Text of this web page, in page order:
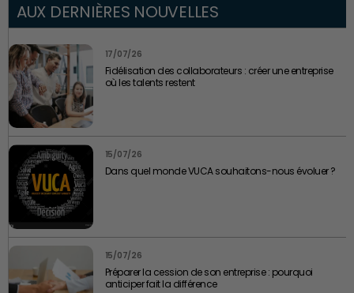
AUX DERNIÈRES NOUVELLES
17/07/26
Fidélisation des collaborateurs : créer une entreprise
où les talents restent
15/07/26
Dans quel monde VUCA souhaitons-nous évoluer ?
15/07/26
Préparer la cession de son entreprise : pourquoi
anticiper fait la différence